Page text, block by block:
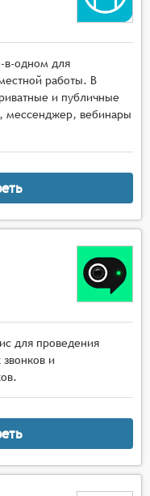
в-одном для
работы. В
и публичные
мессенджер, вебинары
для проведения
и